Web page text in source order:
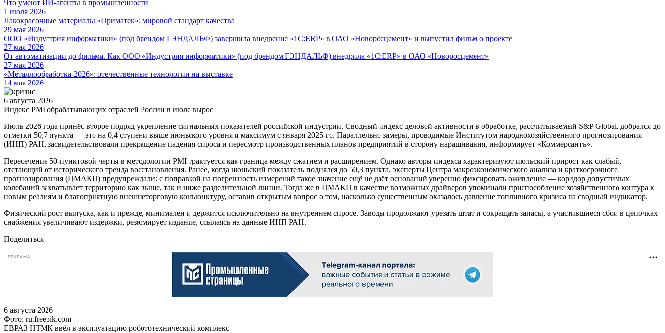
Что умеют ИИ-агенты в промышленности
1 июля 2026
Лакокрасочные материалы «Приматек»: мировой стандарт качества
29 мая 2026
ООО «Индустрия информатики» (под брендом ГЭНДАЛЬФ) завершила внедрение «1С:ERP» в ОАО «Новоросцемент» и выпустил фильм о проекте
27 мая 2026
От автоматизации до фильма. Как ООО «Индустрия информатики» (под брендом ГЭНДАЛЬФ) внедрила «1С:ERP» в ОАО «Новоросцемент»
27 мая 2026
«Металлообработка-2026»: отечественные технологии на выставке
14 мая 2026
6 августа 2026
Индекс PMI обрабатывающих отраслей России в июле вырос
Июль 2026 года принёс второе подряд укрепление сигнальных показателей российской индустрии. Сводный индекс деловой активности в обработке, рассчитываемый S&P Global, добрался до
отметки 50,7 пункта — это на 0,4 ступени выше июньского уровня и максимум с января 2025-го. Параллельно замеры, проводимые Институтом народнохозяйственного прогнозирования
(ИНП) РАН, засвидетельствовали прекращение падения спроса и пересмотр производственных планов предприятий в сторону наращивания, информирует «Коммерсантъ».
Пересечение 50-пунктовой черты в методологии PMI трактуется как граница между сжатием и расширением. Однако авторы индекса характеризуют июльский прирост как слабый,
отстающий от исторического тренда восстановления. Ранее, когда июньский показатель поднялся до 50,3 пункта, эксперты Центра макроэкономического анализа и краткосрочного
прогнозирования (ЦМАКП) предупреждали: с поправкой на погрешность измерений такое значение ещё не даёт оснований уверенно фиксировать оживление — коридор допустимых
колебаний захватывает территорию как выше, так и ниже разделительной линии. Тогда же в ЦМАКП в качестве возможных драйверов упоминали приспособление хозяйственного контура к
новым реалиям и благоприятную внешнеторговую конъюнктуру, оставив открытым вопрос о том, насколько существенным оказалось давление топливного кризиса на сводный индикатор.
Физический рост выпуска, как и прежде, минимален и держится исключительно на внутреннем спросе. Заводы продолжают урезать штат и сокращать запасы, а участившиеся сбои в цепочках
снабжения увеличивают издержки, резюмирует издание, ссылаясь на данные ИНП РАН.
Поделиться
РЕКЛАМА
6 августа 2026
Фото: ru.freepik.com
ЕВРАЗ НТМК ввёл в эксплуатацию робототехнический комплекс